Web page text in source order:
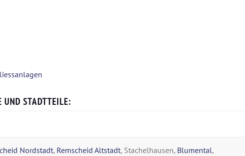
UND STADTTEILE:
Nordstadt, Remscheid Altstadt, Stachelhausen, Blumental,